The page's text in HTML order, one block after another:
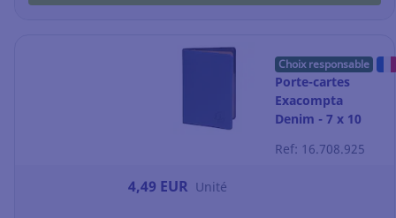
Choix responsable
Porte-cartes
Exacompta
Denim - 7 x 10
Ref: 16.708.925
4,49 EUR Unité